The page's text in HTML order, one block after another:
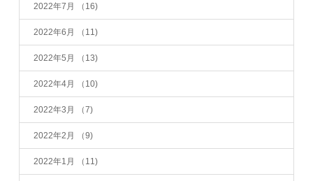
2022年7月 （16)
2022年6月 （11)
2022年5月 （13)
2022年4月 （10)
2022年3月 （7)
2022年2月 （9)
2022年1月 （11)